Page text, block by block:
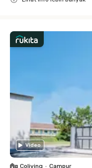
Video
Coliving • Campur